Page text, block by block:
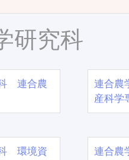
研究科
連合農
連合農
産科学
環境資
連合農